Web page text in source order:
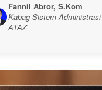
Fannil Abror, S.Kom
Kabag Sistem
ATAZ